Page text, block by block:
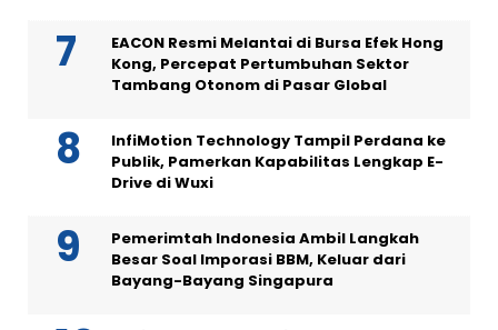
EACON Resmi Melantai di Bursa Efek Hong
Kong, Percepat Pertumbuhan Sektor
Tambang Otonom di Pasar Global
InfiMotion Technology Tampil Perdana ke
Publik, Pamerkan Kapabilitas Lengkap E-
Drive di Wuxi
Pemerimtah Indonesia Ambil Langkah
Besar Soal Imporasi BBM, Keluar dari
Bayang-Bayang Singapura